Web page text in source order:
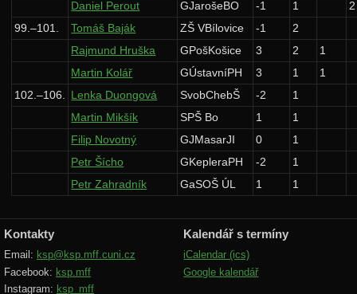
Daniel Perout
GJarošeBO -1 1
2
99.–101.
Tomáš Baják ZŠ VBílovice -1
2
Rajmund Hruška
GPošKošice 3 2
1
Martin Kolář
GÚstavníPH 3 1
1
102.–106. Lenka Duongová SvobChebŠ -2
1
Martin Mikšík
SPŠ Bo 1
1
Filip Novotný
GJMasarJI 0
1
Petr Šícho
GKepleraPH -2
1
Petr Zahradník
GaSOŠ ÚL 1 1
Kontakty
Email: ksp@ksp.mff.cuni.cz
Facebook: ksp.mff
Instagram: ksp_mff
Kalendář s termíny
iCalendar (ics)
Google kalendář